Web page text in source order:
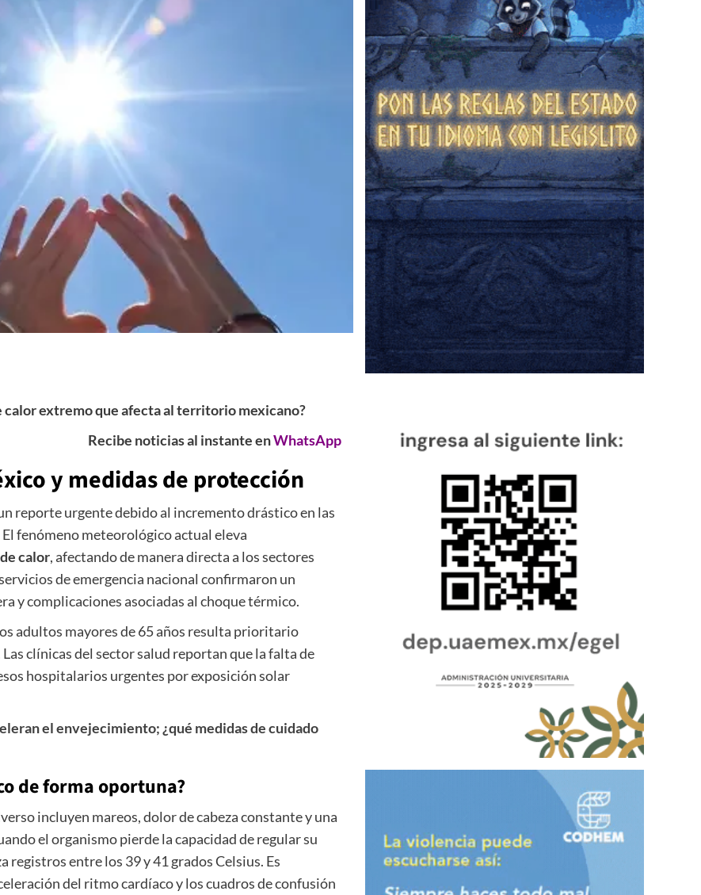
calor extremo que afecta al territorio mexicano?
Recibe noticias al instante enWhatsApp
y medidas de protección
reporte urgente debido al incremento drástico en las
fenómeno meteorológico actual eleva
calor, afectando de manera directa a los sectores
de emergencia nacional confirmaron un
y complicaciones asociadas al choque térmico.
adultos mayores de 65 años resulta prioritario
clínicas del sector salud reportan que la falta de
hospitalarios urgentes por exposición solar
el envejecimiento; ¿qué medidas de cuidado
de forma oportuna?
incluyen mareos, dolor de cabeza constante y una
el organismo pierde la capacidad de regular su
entre los 39 y 41 grados Celsius. Es
del ritmo cardíaco y los cuadros de confusión